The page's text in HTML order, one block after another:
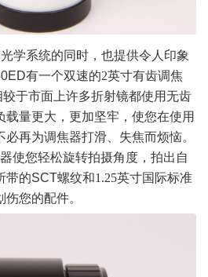
学系统的同时，也提供令人印象
有一个双速的2英寸有齿调焦
较于市面上许多折射镜都使用无齿
量更大，更加坚牢，使您在使用
再为调焦器打滑、失焦而烦恼。
使您轻松旋转拍摄角度，拍出自
带的SCT螺纹和1.25英寸国际标准
您的配件。